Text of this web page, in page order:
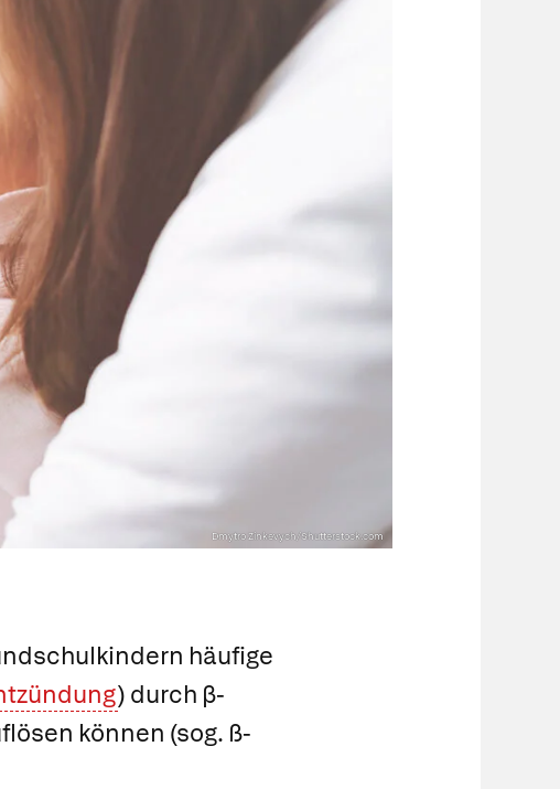
Dmytro Zinkevych/Shutterstock.com
häufige
) durch β-
können (sog. ß-